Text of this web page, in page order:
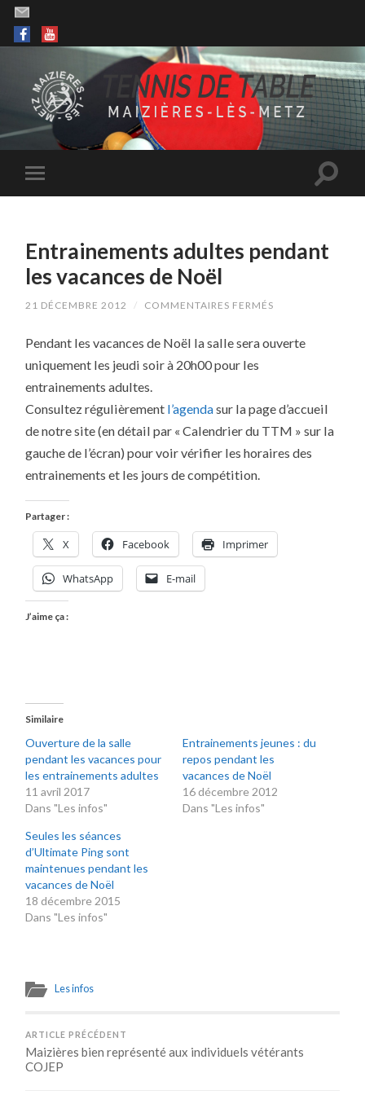
Entrainements adultes pendant
les vacances de Noël
21 DÉCEMBRE 2012 / COMMENTAIRES FERMÉS
PENDANT
Pendant les vacances de Noël la salle sera ouverte
uniquement les jeudi soir à 20h00 pour les
entrainements adultes.
Consultez régulièrement l’agendasur la page d’accueil
de notre site (en détail par « Calendrier du TTM » sur la
gauche de l’écran) pour voir vérifier les horaires des
entrainements et les jours de compétition.
Partager :
X Facebook Imprimer
WhatsApp E-mail
J’aime ça :
Similaire
Ouverture de la salle
pendant les vacances pour
les entrainements adultes
11 avril 2017
Dans "Les infos"
Entrainements jeunes : du
repos pendant les
vacances de Noël
16 décembre 2012
Dans "Les infos"
Seules les séances
d’Ultimate Ping sont
maintenues pendant les
vacances de Noël
18 décembre 2015
Dans "Les infos"
Les infos
ARTICLE PRÉCÉDENT
Maizières bien représenté aux individuels vétérants
COJEP